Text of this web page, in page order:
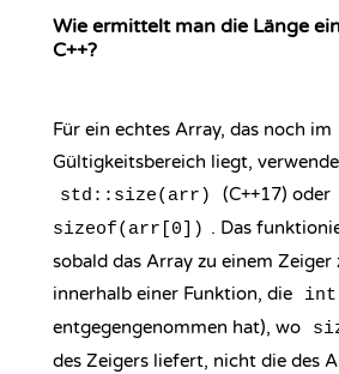
Wie ermittelt man die Länge
C++?
Für ein echtes Array, das noch im
Gültigkeitsbereich liegt, verwende
std::size(arr) (C++17) oder
sizeof(arr[0]) . Das
sobald das Array zu einem Zeiger
innerhalb einer Funktion, die
int
entgegengenommen hat), wo
des Zeigers liefert, nicht die des